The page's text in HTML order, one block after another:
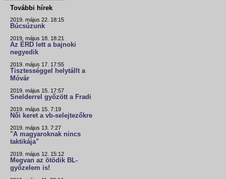
További hírek
2019. május 22. 18:15
Búcsúzunk
2019. május 18. 18:21
Az ÉRD lett a bajnoki
negyedik
2019. május 17. 17:55
Tisztességgel helytállt a
Móvár
2019. május 15. 17:57
Snelderrel győzött a Fradi
2019. május 15. 7:19
Női keret a vb-selejtezőkre
2019. május 13. 7:27
"A magyaroknak nincs
taktikája"
2019. május 12. 15:12
Megvan az ötödik BL-
győzelem is!